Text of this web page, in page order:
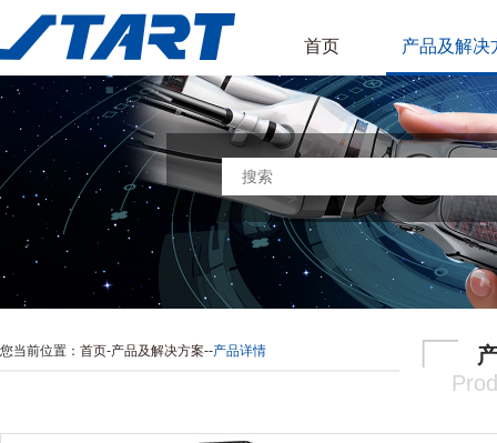
首页 产品及解决
您当前位置： 首页-产品及解决方案--产品详情